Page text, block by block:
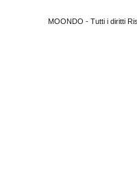
MOONDO - Tutti i diritti